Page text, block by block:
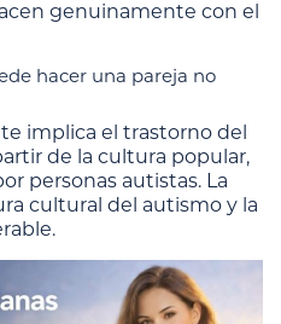
genuinamente con el
hacer una pareja no
implica el trastorno del
de la cultura popular,
personas autistas. La
cultural del autismo y la